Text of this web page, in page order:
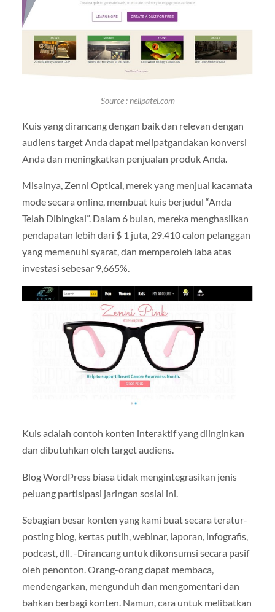
Source : neilpatel.com
Kuis yang dirancang dengan baik dan relevan dengan
audiens target Anda dapat melipatgandakan konversi
Anda dan meningkatkan penjualan produk Anda.
Misalnya, Zenni Optical, merek yang menjual kacamata
mode secara online, membuat kuis berjudul “Anda
Telah Dibingkai”. Dalam 6 bulan, mereka menghasilkan
pendapatan lebih dari $ 1 juta, 29.410 calon pelanggan
yang memenuhi syarat, dan memperoleh laba atas
investasi sebesar 9,665%.
Kuis adalah contoh konten interaktif yang diinginkan
dan dibutuhkan oleh target audiens.
Blog WordPress biasa tidak mengintegrasikan jenis
peluang partisipasi jaringan sosial ini.
Sebagian besar konten yang kami buat secara teratur-
posting blog, kertas putih, webinar, laporan, infografis,
podcast, dll. -Dirancang untuk dikonsumsi secara pasif
oleh penonton. Orang-orang dapat membaca,
mendengarkan, mengunduh dan mengomentari dan
bahkan berbagi konten. Namun, cara untuk melibatkan